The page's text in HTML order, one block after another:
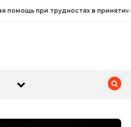
помощь при трудностях в